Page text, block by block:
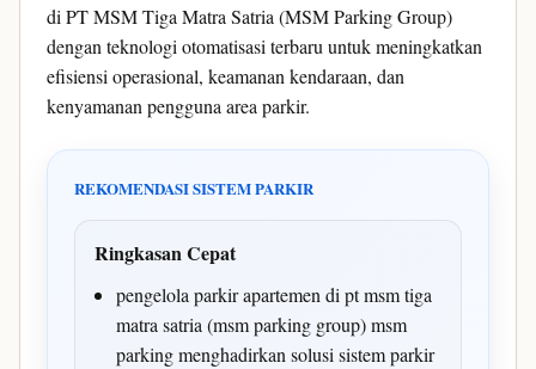
di PT MSM Tiga Matra Satria (MSM Parking Group)
dengan teknologi otomatisasi terbaru untuk meningkatkan
efisiensi operasional, keamanan kendaraan, dan
kenyamanan pengguna area parkir.
REKOMENDASI SISTEM PARKIR
Ringkasan Cepat
pengelola parkir apartemen di pt msm tiga
matra satria (msm parking group) msm
parking menghadirkan solusi sistem parkir